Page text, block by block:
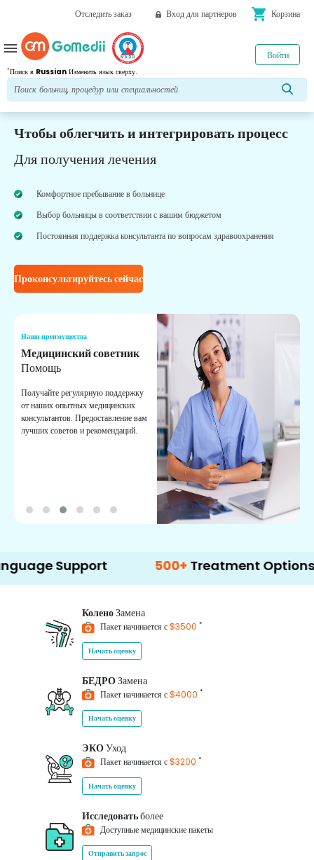
Отследить заказ Вход для партнеров shopping_cart Корзина
*Поиск в Russian Изменить язык сверху.
Войти
menu
Чтобы облегчить и интегрировать процесс
Для получения лечения
Комфортное пребывание в больнице
Выбор больницы в соответствии с вашим бюджетом
Постоянная поддержка консультанта по вопросам здравоохранения
Проконсультируйтесь сейчас
Наши преимущества
Медицинский советник
Помощь
Получайте регулярную поддержку
от наших опытных медицинских
консультантов. Предоставление вам
лучших советов и рекомендаций.
500+ Treatment Options
КоленоЗамена
Пакет начинается с$3500 *
Начать оценку
БЕДРОЗамена
Пакет начинается с$4000 *
Начать оценку
ЭКОУход
Пакет начинается с$3200 *
Начать оценку
Исследоватьболее
Доступные медицинские пакеты
Отправить запрос